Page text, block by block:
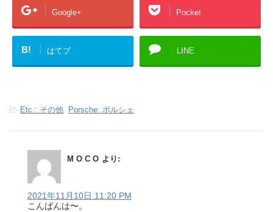
Google+ Pocket
B! はてブ LINE
-Etc.: その他, Porsche: ポルシェ
M O C O より:
2021年11月10日 11:20 PM
こんばんは〜。